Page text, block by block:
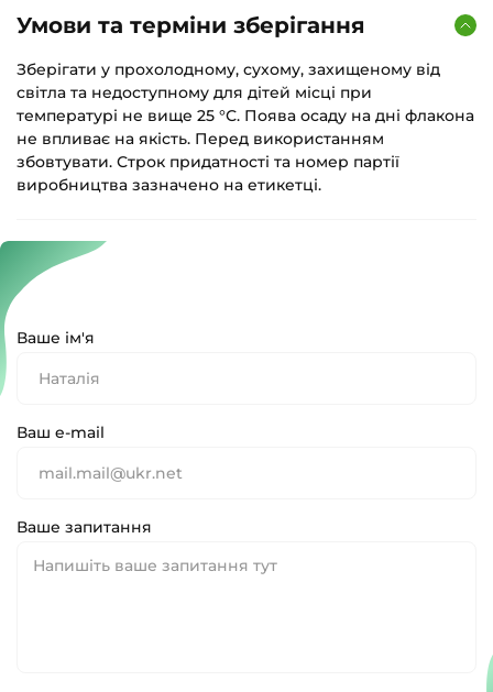
Умови та терміни зберігання
Зберігати у прохолодному, сухому, захищеному від
світла та недоступному для дітей місці при
температурі не вище 25 °С. Поява осаду на дні флакона
не впливає на якість. Перед використанням
збовтувати. Строк придатності та номер партії
виробництва зазначено на етикетці.
Ваше ім'я
Ваш e-mail
Ваше запитання